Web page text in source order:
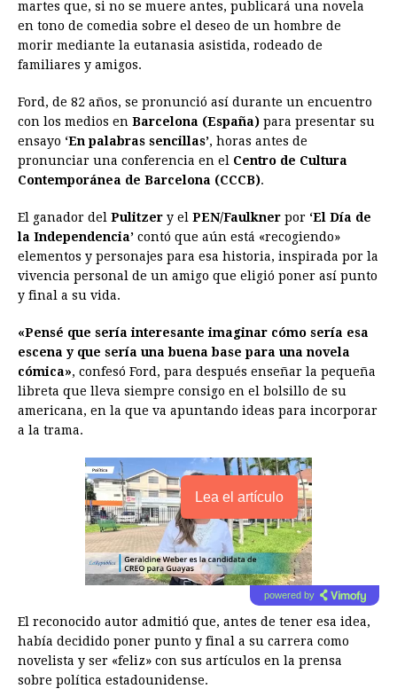
e
b
o
o
k
s
e
n
g
e
t
s
p
p
e
a
s
t
e
e
s
k
e
I
n
i
l
n
t
n
k
martes que, si no se muere antes, publicará una novela
en tono de comedia sobre el deseo de un hombre de
morir mediante la eutanasia asistida, rodeado de
familiares y amigos.
Ford, de 82 años, se pronunció así durante un encuentro
con los medios en Barcelona (España) para presentar su
ensayo ‘En palabras sencillas’, horas antes de
pronunciar una conferencia en el Centro de Cultura
Contemporánea de Barcelona (CCCB).
El ganador del Pulitzer y el PEN/Faulkner por ‘El Día de
la Independencia’ contó que aún está «recogiendo»
elementos y personajes para esa historia, inspirada por la
vivencia personal de un amigo que eligió poner así punto
y final a su vida.
«Pensé que sería interesante imaginar cómo sería esa
escena y que sería una buena base para una novela
cómica», confesó Ford, para después enseñar la pequeña
libreta que lleva siempre consigo en el bolsillo de su
americana, en la que va apuntando ideas para incorporar
a la trama.
Lea el artículo
powered by
El reconocido autor admitió que, antes de tener esa idea,
había decidido poner punto y final a su carrera como
novelista y ser «feliz» con sus artículos en la prensa
sobre política estadounidense.